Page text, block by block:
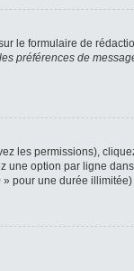
le formulaire de
préférences de
les permissions),
option par ligne
pour une durée